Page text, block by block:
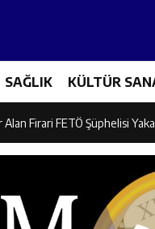
SAĞLIK KÜLTÜR
Firari FETÖ Şüphelisi